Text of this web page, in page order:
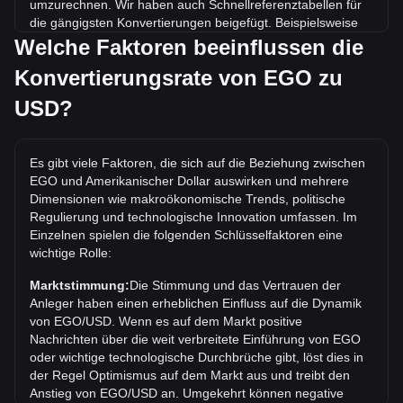
umzurechnen. Wir haben auch Schnellreferenztabellen für
die gängigsten Konvertierungen beigefügt. Beispielsweise
entsprechen 5 USD 8,365.86 EGO, während 5 EGO etwa
0.002988USD kosten.
Was ist der höchste Kurs von EGO/USD aller Zeiten?
Der bisherige Höchstkurs von 1 EGO in USD liegt bei
Wie ist der Kurstrend von in USD?
In den letzten 7 Tagen ist der Wechselkurs von EGO (EGO)
um 0.62% gestiegen. Im letzten Monat ist der Wechselkurs
von EGO (EGO) gegenüber Amerikanischer Dollar (USD)
Welche Faktoren beeinflussen die
Konvertierungsrate von EGO zu
USD?
Es gibt viele Faktoren, die sich auf die Beziehung zwischen
EGO und Amerikanischer Dollar auswirken und mehrere
Dimensionen wie makroökonomische Trends, politische
Regulierung und technologische Innovation umfassen. Im
Einzelnen spielen die folgenden Schlüsselfaktoren eine
wichtige Rolle:
Marktstimmung:Die Stimmung und das Vertrauen der
Anleger haben einen erheblichen Einfluss auf die Dynamik
von EGO/USD. Wenn es auf dem Markt positive
Nachrichten über die weit verbreitete Einführung von EGO
oder wichtige technologische Durchbrüche gibt, löst dies in
der Regel Optimismus auf dem Markt aus und treibt den
Anstieg von EGO/USD an. Umgekehrt können negative